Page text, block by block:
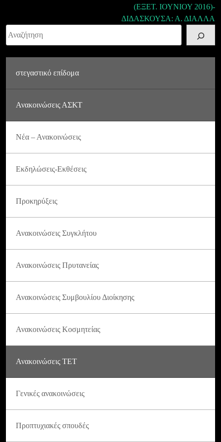
(ΕΞΕΤ. ΙΟΥΝΙΟΥ 2016)-
ΔΙΔΑΣΚΟΥΣΑ: Α. ΔΙΑΛΛΑ
Αναζήτηση
στεγαστικό επίδομα
Ανακοινώσεις ΑΣΚΤ
Νέα – Ανακοινώσεις
Εκδηλώσεις-Εκθέσεις
Προκηρύξεις
Ανακοινώσεις Συγκλήτου
Ανακοινώσεις Πρυτανείας
Ανακοινώσεις Συμβουλίου Διοίκησης
Ανακοινώσεις Κοσμητείας
Ανακοινώσεις ΤΕΤ
Γενικές ανακοινώσεις
Προπτυχιακές σπουδές